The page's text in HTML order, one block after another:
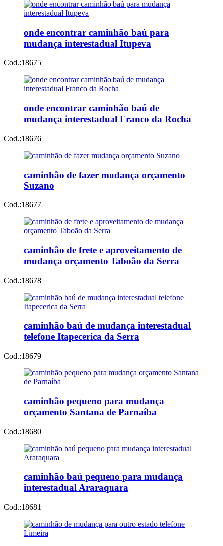
onde encontrar caminhão baú para
mudança interestadual Itupeva
Cod.:18675
onde encontrar caminhão baú de
mudança interestadual Franco da Rocha
Cod.:18676
caminhão de fazer mudança orçamento
Suzano
Cod.:18677
caminhão de frete e aproveitamento de
mudança orçamento Taboão da Serra
Cod.:18678
caminhão baú de mudança interestadual
telefone Itapecerica da Serra
Cod.:18679
caminhão pequeno para mudança
orçamento Santana de Parnaíba
Cod.:18680
caminhão baú pequeno para mudança
interestadual Araraquara
Cod.:18681